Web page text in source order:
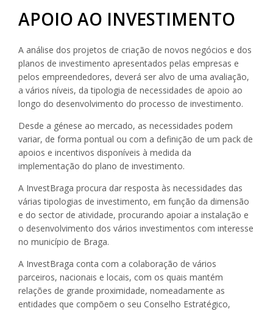
APOIO AO INVESTIMENTO
A análise dos projetos de criação de novos negócios e dos
planos de investimento apresentados pelas empresas e
pelos empreendedores, deverá ser alvo de uma avaliação,
a vários níveis, da tipologia de necessidades de apoio ao
longo do desenvolvimento do processo de investimento.
Desde a génese ao mercado, as necessidades podem
variar, de forma pontual ou com a definição de um pack de
apoios e incentivos disponíveis à medida da
implementação do plano de investimento.
A InvestBraga procura dar resposta às necessidades das
várias tipologias de investimento, em função da dimensão
e do sector de atividade, procurando apoiar a instalação e
o desenvolvimento dos vários investimentos com interesse
no município de Braga.
A InvestBraga conta com a colaboração de vários
parceiros, nacionais e locais, com os quais mantém
relações de grande proximidade, nomeadamente as
entidades que compõem o seu Conselho Estratégico,